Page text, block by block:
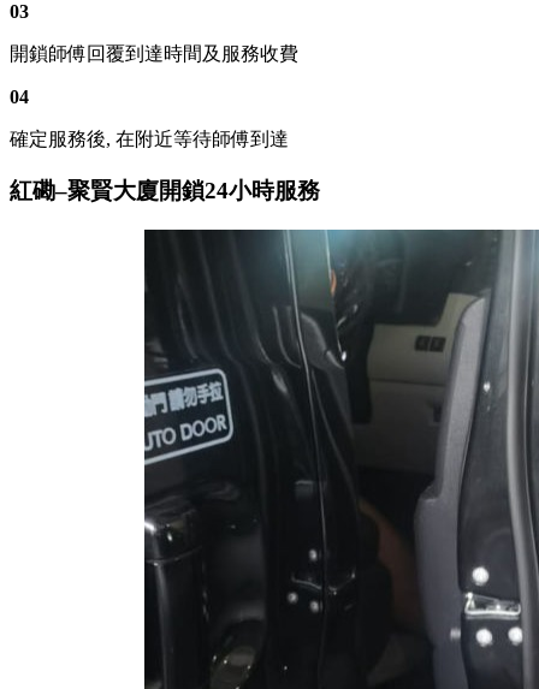
03
開鎖師傅回覆到達時間及服務收費
04
確定服務後, 在附近等待師傅到達
紅磡–聚賢大廈開鎖24小時服務